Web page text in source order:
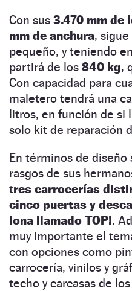
Con sus 3.470 mm de
mm de anchura,
pequeño, y teniendo
partirá de los 840 kg,
Con capacidad para
maletero tendrá una
litros, en función de si
solo kit de reparación
En términos de
rasgos de sus
tres carrocerías
cinco puertas y
lona llamado TOP!.
muy importante el
con opciones como
carrocería, vinilos y
techo y carcasas de